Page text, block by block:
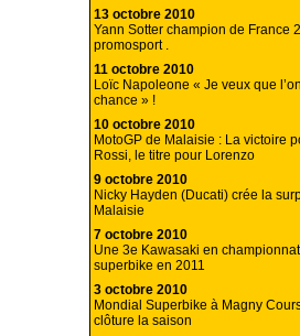
13 octobre 2010
Yann Sotter champion de France
promosport .
11 octobre 2010
Loïc Napoleone « Je veux que
chance » !
10 octobre 2010
MotoGP de Malaisie : La victoire
Rossi, le titre pour Lorenzo
9 octobre 2010
Nicky Hayden (Ducati) crée la
Malaisie
7 octobre 2010
Une 3e Kawasaki en
superbike en 2011
3 octobre 2010
Mondial Superbike à Magny
clôture la saison